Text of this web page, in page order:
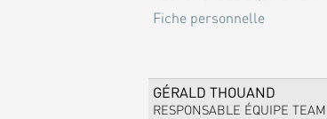
Fiche personnelle
GÉRALD THOUAND
RESPONSABLE ÉQUIPE TEAM